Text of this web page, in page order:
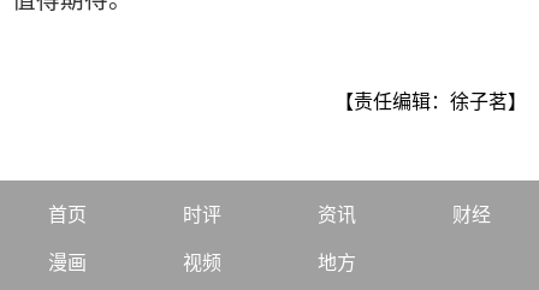
【责任编辑：徐子茗】
首页 时评 资讯 财经
漫画 视频 地方